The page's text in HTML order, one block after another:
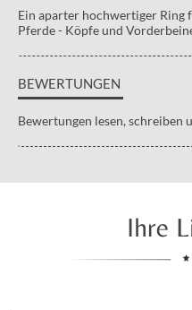
Ein aparter hochwertiger Ring
Pferde - Köpfe und
BEWERTUNGEN
Bewertungen lesen, schreiben
Ihre